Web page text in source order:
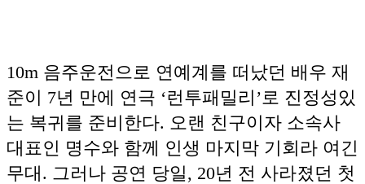
10m 음주운전으로 연예계를 떠났던 배우 재
준이 7년 만에 연극 ‘런투패밀리’로 진정성있
는 복귀를 준비한다. 오랜 친구이자 소속사
대표인 명수와 함께 인생 마지막 기회라 여긴
무대. 그러나 공연 당일, 20년 전 사라졌던 첫